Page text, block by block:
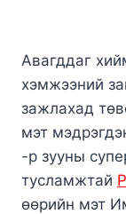
Авагддаг
хэмжээний
зажлахад
мэт
-р зууны
тусламжтай
өөрийн мэт